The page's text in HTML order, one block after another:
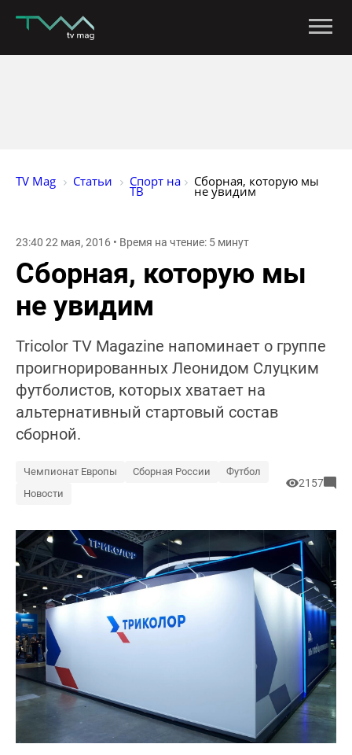
TV Mag Статьи Спорт на
ТВ
Сборная, которую мы
не увидим
23:40 22 мая, 2016 • Время на чтение: 5 минут
Сборная, которую мы
не увидим
Tricolor TV Magazine напоминает о группе
проигнорированных Леонидом Слуцким
футболистов, которых хватает на
альтернативный стартовый состав
сборной.
Чемпионат Европы Сборная России
Футбол
Новости
2157